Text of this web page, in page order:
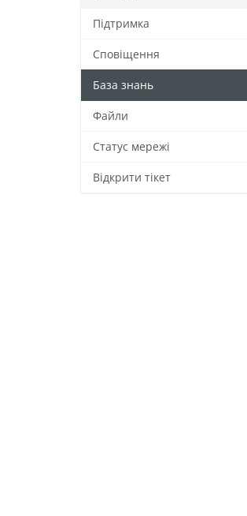
Підтримка
Сповіщення
База знань
Файли
Статус мережі
Відкрити тікет